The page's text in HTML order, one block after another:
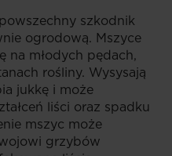
szkodnik
ogrodową. Mszyce
na młodych pędach,
rośliny. Wysysają
jukkę i może
liści oraz spadku
mszyc może
grzybów